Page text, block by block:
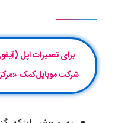
شرکت موبایل‌کمک